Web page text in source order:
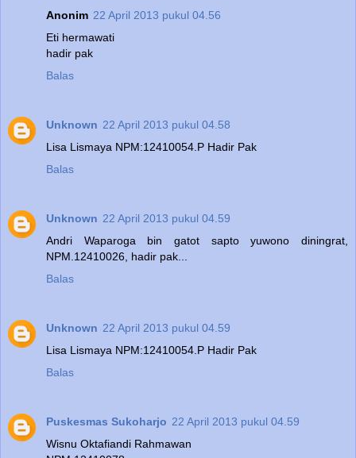
Anonim 22 April 2013 pukul 04.56
Eti hermawati
hadir pak
Balas
Unknown 22 April 2013 pukul 04.58
Lisa Lismaya NPM:12410054.P Hadir Pak
Balas
Unknown 22 April 2013 pukul 04.59
Andri Waparoga bin gatot sapto yuwono diningrat,
NPM.12410026, hadir pak...
Balas
Unknown 22 April 2013 pukul 04.59
Lisa Lismaya NPM:12410054.P Hadir Pak
Balas
Puskesmas Sukoharjo 22 April 2013 pukul 04.59
Wisnu Oktafiandi Rahmawan